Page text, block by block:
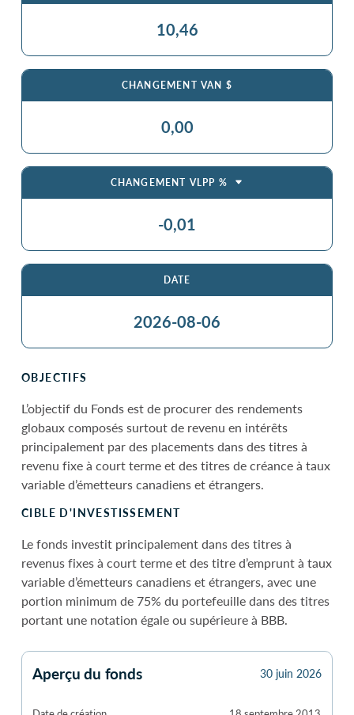
10,46
CHANGEMENT VAN $
0,00
CHANGEMENT VLPP %
-0,01
DATE
2026-08-06
OBJECTIFS
L’objectif du Fonds est de procurer des rendements
globaux composés surtout de revenu en intérêts
principalement par des placements dans des titres à
revenu fixe à court terme et des titres de créance à taux
variable d’émetteurs canadiens et étrangers.
CIBLE D'INVESTISSEMENT
Le fonds investit principalement dans des titres à
revenus fixes à court terme et des titre d’emprunt à taux
variable d’émetteurs canadiens et étrangers, avec une
portion minimum de 75% du portefeuille dans des titres
portant une notation égale ou supérieure à BBB.
Aperçu du fonds 30 juin 2026